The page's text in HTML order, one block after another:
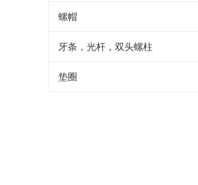
螺帽
牙条，光杆，双头螺柱
垫圈